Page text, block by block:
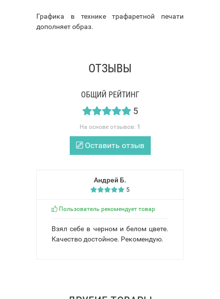
Графика в технике трафаретной печати
дополняет образ.
ОТЗЫВЫ
ОБЩИЙ РЕЙТИНГ
5
На основе отзывов: 1
Оставить отзыв
Андрей Б.
5
Пользователь рекомендует товар
Взял себе в черном и белом цвете.
Качество достойное. Рекомендую.